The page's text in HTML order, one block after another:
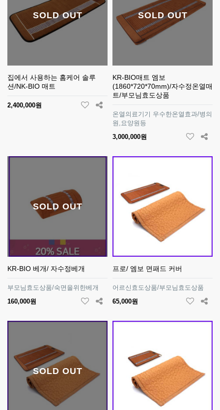
SOLD OUT
집에서 사용하는 홈케어 솔루
션/NK-BIO 매트
2,400,000원
SOLD OUT
KR-BIO매트 엠보
(1860*720*70mm)/자수정온열매
트/부모님효도상품
온열의료기기 우수한온열효과/병의
원,요양원등
3,000,000원
SOLD OUT
KR-BIO 베개/ 자수정베개
부모님효도상품/숙면을위한베개
160,000원
프로/ 엠보 면패드 커버
어르신효도상품/부모님효도상품
65,000원
SOLD OUT